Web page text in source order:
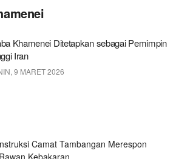
Khamenei Ditetapkan sebagai Pemimpin
Iran
9 MARET 2026
Camat Tambangan Merespon
Kebakaran